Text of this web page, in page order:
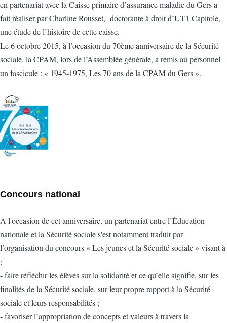
en partenariat avec la Caisse primaire d’assurance maladie du Gers a
fait réaliser par Charline Rousset, doctorante à droit d’UT1 Capitole,
une étude de l’histoire de cette caisse.
Le 6 octobre 2015, à l’occasion du 70ème anniversaire de la Sécurité
sociale, la CPAM, lors de l’Assemblée générale, a remis au personnel
un fascicule : « 1945-1975, Les 70 ans de la CPAM du Gers ».
Concours national
A l'occasion de cet anniversaire, un partenariat entre l’Éducation
nationale et la Sécurité sociale s'est notamment traduit par
l’organisation du concours « Les jeunes et la Sécurité sociale » visant à
:
- faire réfléchir les élèves sur la solidarité et ce qu’elle signifie, sur les
finalités de la Sécurité sociale, sur leur propre rapport à la Sécurité
sociale et leurs responsabilités ;
- favoriser l’appropriation de concepts et valeurs à travers la